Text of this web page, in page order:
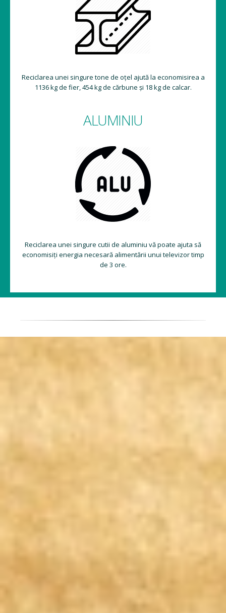
Reciclarea unei singure tone de oțel ajută la economisirea a
1136 kg de fier, 454 kg de cărbune și 18 kg de calcar.
ALUMINIU
Reciclarea unei singure cutii de aluminiu vă poate ajuta să
economisiți energia necesară alimentării unui televizor timp
de 3 ore.